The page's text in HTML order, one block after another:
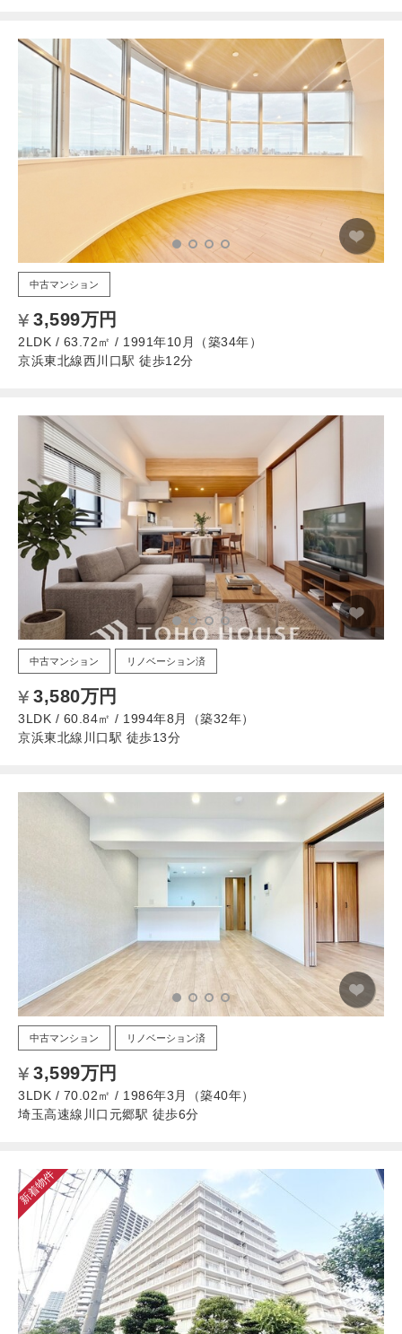
中古マンション
3,599万円
2LDK / 63.72㎡ / 1991年10月（築34年）
京浜東北線西川口駅 徒歩12分
中古マンション リノベーション済
3,580万円
3LDK / 60.84㎡ / 1994年8月（築32年）
京浜東北線川口駅 徒歩13分
中古マンション リノベーション済
3,599万円
3LDK / 70.02㎡ / 1986年3月（築40年）
埼玉高速線川口元郷駅 徒歩6分
新着物件